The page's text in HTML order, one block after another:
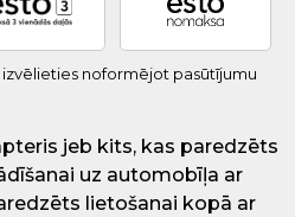
noformējot pasūtījumu
jeb kits, kas paredzēts
uz automobīļa ar
lietošanai kopā ar